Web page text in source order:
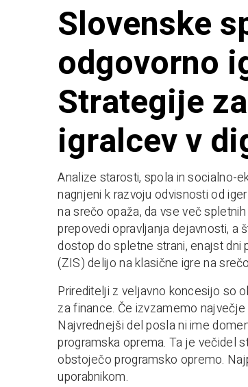
Slovenske
odgovorno
Strategije
igralcev v
Analize starosti, spola in socialno-
nagnjeni k razvoju odvisnosti od
na srečo opaža, da vse več
prepovedi opravljanja dejavnosti, a
dostop do spletne strani, enajst
(ZIS) delijo na klasične igre na
Prireditelji z veljavno koncesijo so
za finance. Če izvzamemo
Najvrednejši del posla ni ime
programska oprema. Ta je večidel
obstoječo programsko opremo.
uporabnikom.